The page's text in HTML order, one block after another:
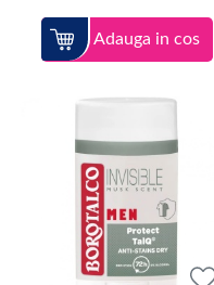
Adauga in cos